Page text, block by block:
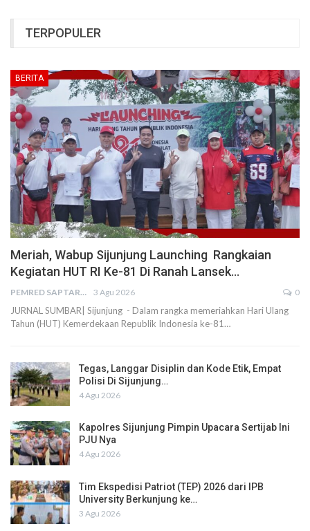
TERPOPULER
BERITA
Meriah, Wabup Sijunjung Launching Rangkaian
Kegiatan HUT RI Ke-81 Di Ranah Lansek…
PEMRED SAPTARIUS 3 Agu 2026 0
JURNAL SUMBAR| Sijunjung - Dalam rangka memeriahkan Hari Ulang
Tahun (HUT) Kemerdekaan Republik Indonesia ke-81…
Tegas, Langgar Disiplin dan Kode Etik, Empat
Polisi Di Sijunjung…
4 Agu 2026
Kapolres Sijunjung Pimpin Upacara Sertijab Ini
PJU Nya
4 Agu 2026
Tim Ekspedisi Patriot (TEP) 2026 dari IPB
University Berkunjung ke…
3 Agu 2026